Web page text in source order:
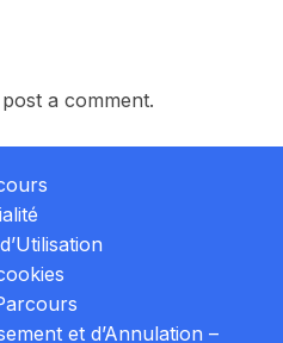
a comment.
et d’Annulation –